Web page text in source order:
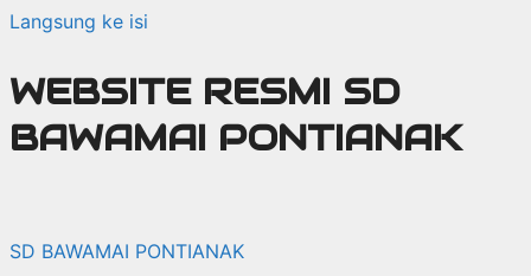
Langsung ke isi
WEBSITE RESMI SD
BAWAMAI PONTIANAK
SD BAWAMAI PONTIANAK